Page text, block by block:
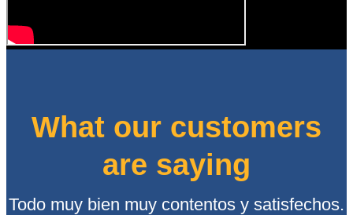
What our customers
are saying
Todo muy bien muy contentos y satisfechos.